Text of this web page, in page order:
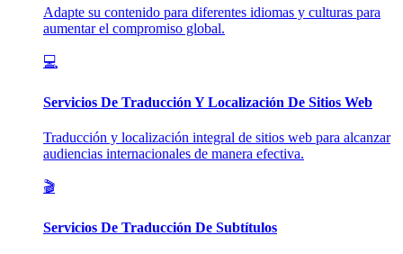
Adapte su contenido para diferentes idiomas y culturas para
aumentar el compromiso global.
💻
Servicios De Traducción Y Localización De Sitios Web
Traducción y localización integral de sitios web para alcanzar
audiencias internacionales de manera efectiva.
🎬
Servicios De Traducción De Subtítulos